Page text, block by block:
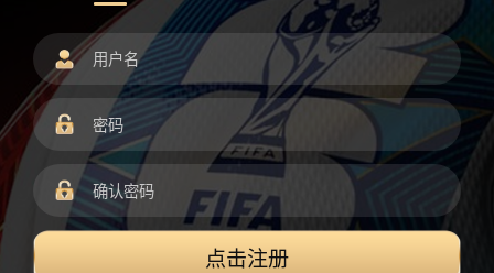
点击注册